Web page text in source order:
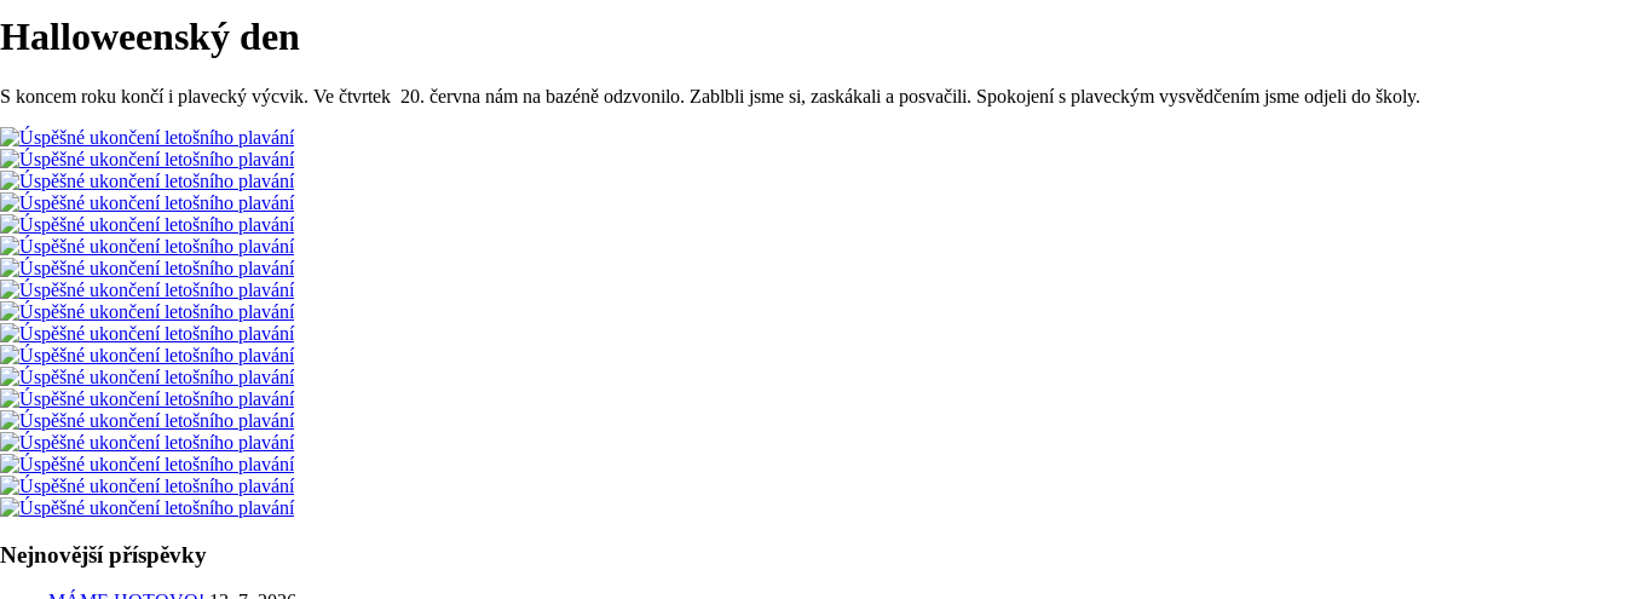
Halloweenský den
S koncem roku končí i plavecký výcvik. Ve čtvrtek 20. června nám na bazéně odzvonilo. Zablbli jsme si, zaskákali a posvačili. Spokojení s plaveckým vysvědčením jsme odjeli do školy.
Nejnovější příspěvky